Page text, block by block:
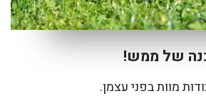
של ממש!
מוות בפני עצמן.